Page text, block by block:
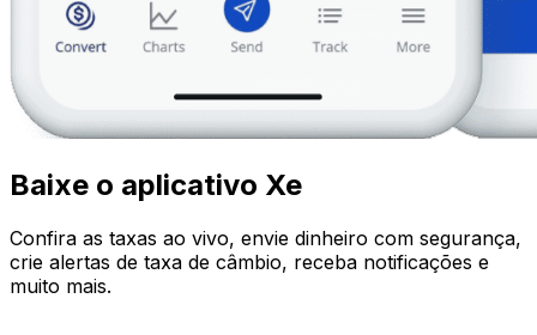
Baixe o aplicativo Xe
Confira as taxas ao vivo, envie dinheiro com segurança,
crie alertas de taxa de câmbio, receba notificações e
muito mais.